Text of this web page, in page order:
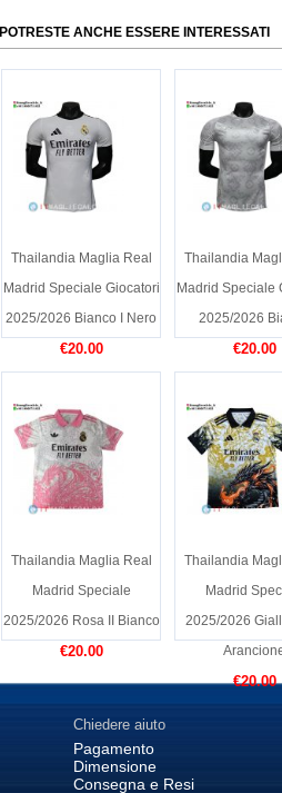
POTRESTE ANCHE ESSERE INTERESSATI
Thailandia Maglia Real
Madrid Speciale Giocatori
2025/2026 Bianco I Nero
€20.00
Thailandia
Madrid Speciale
2025/2026
€20.00
Thailandia Maglia Real
Madrid Speciale
2025/2026 Rosa II Bianco
€20.00
Thailandia
Madrid
2025/2026
€20.00
Chiedere aiuto
Pagamento
Dimensione
Consegna e Resi